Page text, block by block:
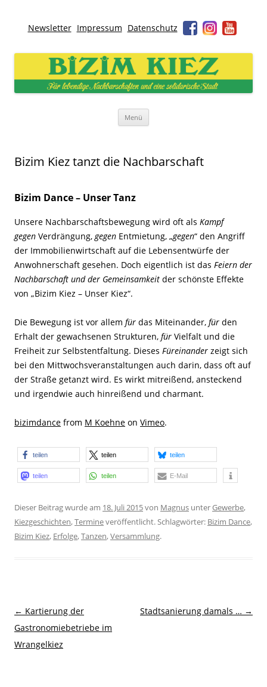
Newsletter Impressum Datenschutz
Bizim Kiez – Unser Kiez
Für lebendige Nachbarschaften und eine solidarische Stadt
Menü
Bizim Kiez tanzt die Nachbarschaft
Bizim Dance – Unser Tanz
Unsere Nachbarschaftsbewegung wird oft als Kampf
gegen Verdrängung,gegen Entmietung, „gegen“ den Angriff
der Immobilienwirtschaft auf die Lebensentwürfe der
Anwohnerschaft gesehen. Doch eigentlich ist das Feiern der
Nachbarschaft und der Gemeinsamkeit der schönste Effekte
von „Bizim Kiez​ – Unser Kiez“.
Die Bewegung ist vor allem für das Miteinander, für den
Erhalt der gewachsenen Strukturen, für Vielfalt und die
Freiheit zur Selbstentfaltung. Dieses Füreinander zeigt sich
bei den Mittwochsveranstaltungen auch darin, dass oft auf
der Straße getanzt wird. Es wirkt mitreißend, ansteckend
und irgendwie auch hinreißend und charmant.
bizimdance from M Koehne on Vimeo.
teilen teilen teilen
teilen teilen E-Mail
Dieser Beitrag wurde am 18. Juli 2015von Magnus unterGewerbe,
Kiezgeschichten,Termineveröffentlicht. Schlagwörter: Bizim Dance,
Bizim Kiez, Erfolge,Tanzen,Versammlung.
Beitragsnavigation
← Kartierung der
Gastronomiebetriebe im
Wrangelkiez
Stadtsanierung damals … →